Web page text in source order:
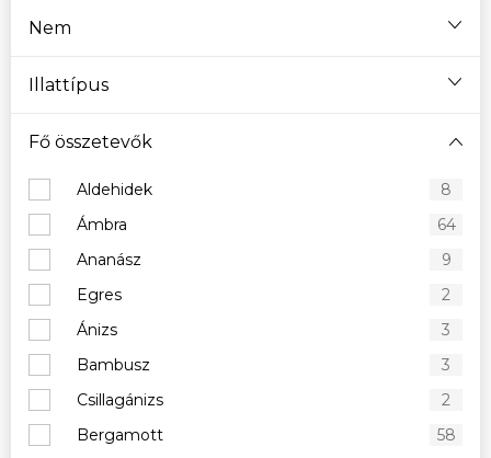
Nem
Illattípus
Fő összetevők
Aldehidek
8
Ámbra
64
Ananász
9
Egres
2
Ánizs
3
Bambusz
3
Csillagánizs
2
Bergamott
58